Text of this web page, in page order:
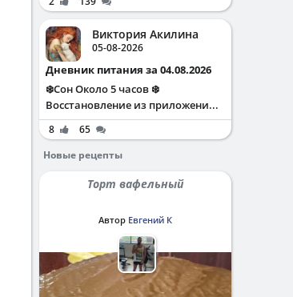
Виктория Акилина
05-08-2026
Дневник питания за 04.08.2026
❄️Сон Около 5 часов ❄️
Восстановление из приложени...
8
65
Новые рецепты
Торт вафельный
Автор Евгений К